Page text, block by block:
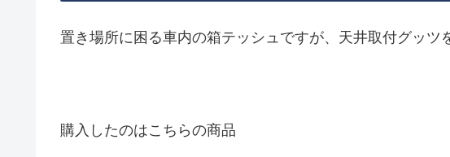
置き場所に困る車内の箱テッシュですが、天井取付グッツ
購入したのはこちらの商品